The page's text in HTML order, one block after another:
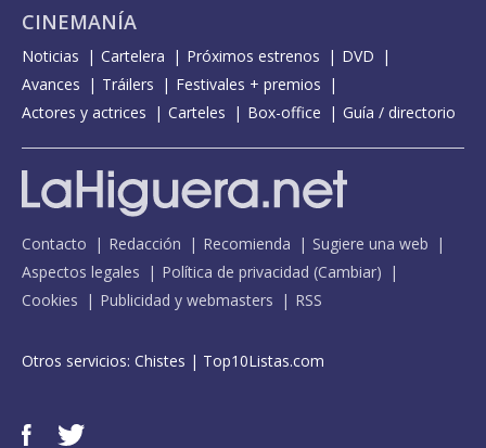
CINEMANÍA
Noticias Cartelera Próximos estrenos
DVD
Avances
Tráilers
Festivales + premios
Actores y actrices
Carteles Box-office Guía / directorio
Contacto Redacción Recomienda
Sugiere una web
Aspectos legales
Política de privacidad (Cambiar)
Cookies
Publicidad y webmasters RSS
Otros servicios: Chistes | Top10Listas.com